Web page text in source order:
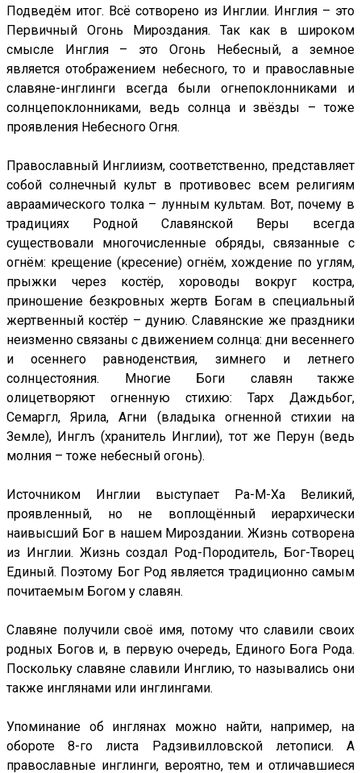
Подведём итог. Всё сотворено из Инглии. Инглия – это
Первичный Огонь Мироздания. Так как в широком
смысле Инглия – это Огонь Небесный, а земное
является отображением небесного, то и православные
славяне-инглинги всегда были огнепоклонниками и
солнцепоклонниками, ведь солнца и звёзды – тоже
проявления Небесного Огня.
Православный Инглиизм, соответственно, представляет
собой солнечный культ в противовес всем религиям
авраамического толка – лунным культам. Вот, почему в
традициях Родной Славянской Веры всегда
существовали многочисленные обряды, связанные с
огнём: крещение (кресение) огнём, хождение по углям,
прыжки через костёр, хороводы вокруг костра,
приношение безкровных жертв Богам в специальный
жертвенный костёр – дунию. Славянские же праздники
неизменно связаны с движением солнца: дни весеннего
и осеннего равноденствия, зимнего и летнего
солнцестояния. Многие Боги славян также
олицетворяют огненную стихию: Тарх Даждьбог,
Семаргл, Ярила, Агни (владыка огненной стихии на
Земле), Инглъ (хранитель Инглии), тот же Перун (ведь
молния – тоже небесный огонь).
Источником Инглии выступает Ра-М-Ха Великий,
проявленный, но не воплощённый иерархически
наивысший Бог в нашем Мироздании. Жизнь сотворена
из Инглии. Жизнь создал Род-Породитель, Бог-Творец
Единый. Поэтому Бог Род является традиционно самым
почитаемым Богом у славян.
Славяне получили своё имя, потому что славили своих
родных Богов и, в первую очередь, Единого Бога Рода.
Поскольку славяне славили Инглию, то назывались они
также инглянами или инглингами.
Упоминание об инглянах можно найти, например, на
обороте 8-го листа Радзивилловской летописи. А
православные инглинги, вероятно, тем и отличавшиеся